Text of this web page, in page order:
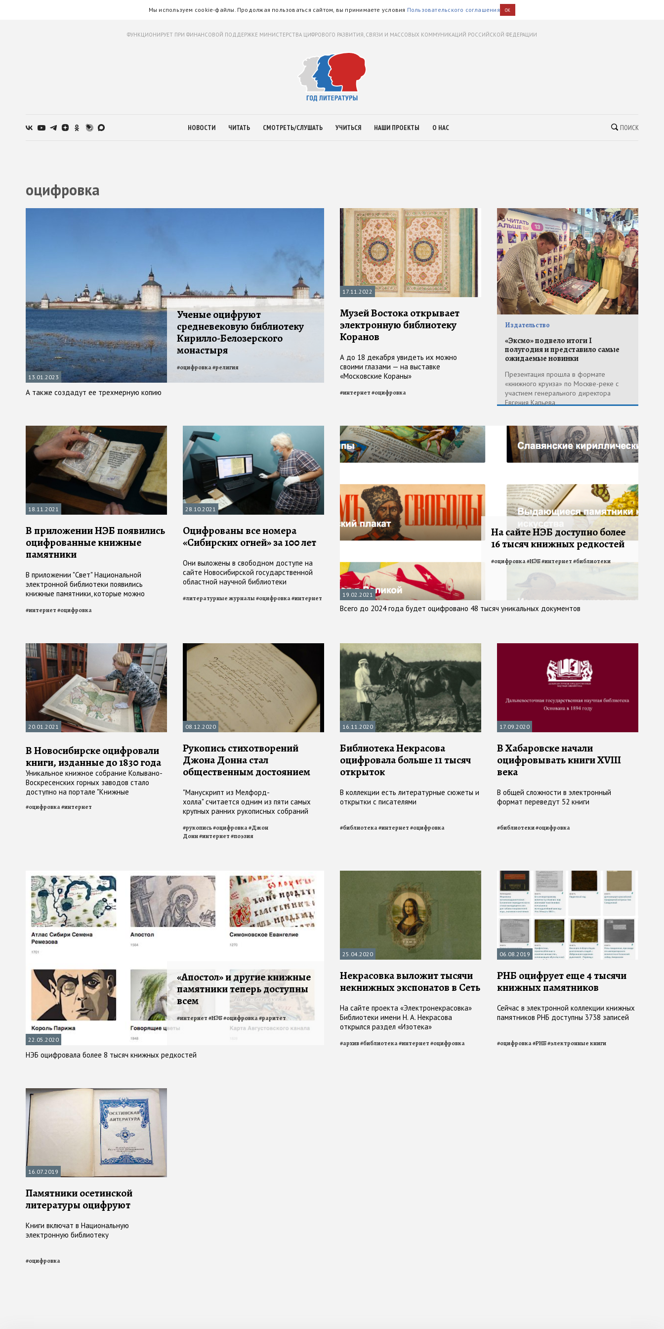
Мы используем cookie-файлы. Продолжая пользоваться сайтом, вы принимаете условия Пользовательского соглашения OK
ФУНКЦИОНИРУЕТ ПРИ ФИНАНСОВОЙ ПОДДЕРЖКЕ МИНИСТЕРСТВА ЦИФРОВОГО РАЗВИТИЯ, СВЯЗИ И МАССОВЫХ КОММУНИКАЦИЙ РОССИЙСКОЙ ФЕДЕРАЦИИ
НОВОСТИ ЧИТАТЬ СМОТРЕТЬ/СЛУШАТЬ УЧИТЬСЯ НАШИ ПРОЕКТЫ О НАС ПОИСК
оцифровка
13.01.2023
Ученые оцифруют
средневековую библиотеку
Кирилло-Белозерского
монастыря
А также создадут ее трехмерную копию
#оцифровка#религия
17.11.2022
Музей Востока открывает
электронную библиотеку
Коранов
А до 18 декабря увидеть их можно
своими глазами — на выставке
«Московские Кораны»
#интернет#оцифровка
Издательство
«Эксмо» подвело итоги I
полугодия и представило самые
ожидаемые новинки
Презентация прошла в формате
«книжного круиза» по Москве-реке с
участием генерального директора
Евгения Капьева
18.11.2021
В приложении НЭБ появились
оцифрованные книжные
памятники
В приложении "Свет" Национальной
электронной библиотеки появились
книжные памятники, которые можно
проходит в рамках нацпроекта "Культура"
#интернет#оцифровка
28.10.2021
Оцифрованы все номера
«Сибирских огней» за 100 лет
Они выложены в свободном доступе на
сайте Новосибирской государственной
областной научной библиотеки
#литературные журналы#оцифровка#интернет 19.02.2021
На сайте НЭБ доступно более
16 тысяч книжных редкостей
Всего до 2024 года будет оцифровано 48 тысяч уникальных документов
#оцифровка#НЭБ#интернет#библиотеки
20.01.2021
В Новосибирске оцифровали
книги, изданные до 1830 года
Уникальное книжное собрание Колывано-
Воскресенских горных заводов стало
доступно на портале "Книжные
библиотеки и "Электронной библиотеки
#оцифровка#интернет
08.12.2020
Рукопись стихотворений
Джона Донна стал
общественным достоянием
"Манускрипт из Мелфорд-
холла" считается одним из пяти самых
крупных ранних рукописных собраний
#рукопись#оцифровка#Джон
Донн#интернет#поэзия
16.11.2020
Библиотека Некрасова
оцифровала больше 11 тысяч
открыток
В коллекции есть литературные сюжеты и
открытки с писателями
#библиотека#интернет#оцифровка
17.09.2020
В Хабаровске начали
оцифровывать книги XVIII
века
В общей сложности в электронный
формат переведут 52 книги
#библиотеки#оцифровка
22.05.2020
«Апостол» и другие книжные
памятники теперь доступны
всем
НЭБ оцифровала более 8 тысяч книжных редкостей
#интернет#НЭБ#оцифровка#раритет
25.04.2020
Некрасовка выложит тысячи
некнижных экспонатов в Сеть
На сайте проекта «Электронекрасовка»
Библиотеки имени Н. А. Некрасова
открылся раздел «Изотека»
#архив#библиотека#интернет#оцифровка
06.08.2019
РНБ оцифрует еще 4 тысячи
книжных памятников
Сейчас в электронной коллекции книжных
памятников РНБ доступны 3738 записей
#оцифровка#РНБ#электронные книги
16.07.2019
Памятники осетинской
литературы оцифруют
Книги включат в Национальную
электронную библиотеку
#оцифровка